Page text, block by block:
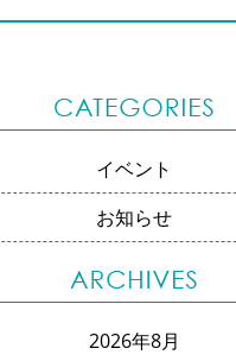
イベント
お知らせ
2026年8月